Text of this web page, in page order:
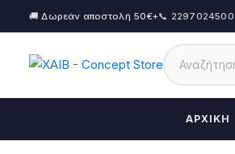
🚚 Δωρεάν αποστολή 50€+📞 2297024500
ΑΡΧΙΚΉ